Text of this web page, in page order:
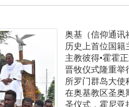
奥基（信仰通
历史上首位国
主教彼得•霍霍
晋牧仪式隆重举
所罗门群岛大使
在奥基教区圣
圣仪式，霍尼